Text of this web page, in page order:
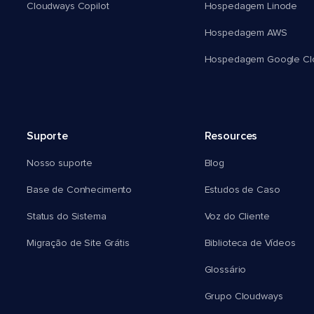
Cloudways Copilot Hospedagem Linode
Hospedagem AWS
Hospedagem Google
Suporte
Nosso suporte
Base de Conhecimento
Status do Sistema
Migração de Site Grátis
Resources
Blog
Estudos de Caso
Voz do Cliente
Biblioteca de Vídeos
Glossário
Grupo Cloudways